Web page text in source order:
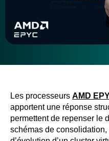
Les processeurs AMD
apportent une réponse
permettent de repenser le
schémas de